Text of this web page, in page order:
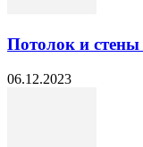
Потолок и стены
06.12.2023